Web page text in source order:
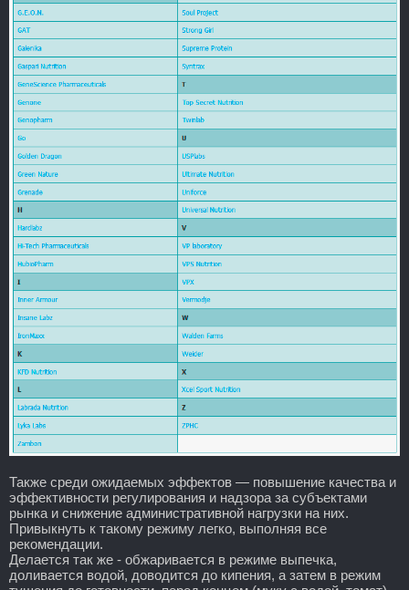
Также среди ожидаемых эффектов — повышение качества и
эффективности регулирования и надзора за субъектами
рынка и снижение административной нагрузки на них.
Привыкнуть к такому режиму легко, выполняя все
рекомендации.
Делается так же - обжаривается в режиме выпечка,
доливается водой, доводится до кипения, а затем в режим